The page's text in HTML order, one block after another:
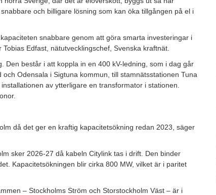
och billigare lösning som kan öka tillgången på el i
snabbare genom att göra smarta investeringar i
Edfast, nätutvecklingschef, Svenska kraftnät.
Den består i att koppla in en 400 kV-ledning, som i dag går
Odensala i Sigtuna kommun, till stamnätsstationen Tuna
av ytterligare en transformator i stationen.
då det ger en kraftig kapacitetsökning redan 2023, säger
sker 2026-27 då kabeln Citylink tas i drift. Den binder
Kapacitetsökningen blir cirka 800 MW, vilket är i paritet
– Stockholms Ström och Storstockholm Väst – är i